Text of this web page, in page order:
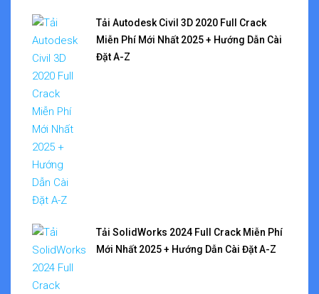
Tải Autodesk Civil 3D 2020 Full Crack
Miễn Phí Mới Nhất 2025 + Hướng Dẫn Cài
Đặt A-Z
Tải SolidWorks 2024 Full Crack Miễn Phí
Mới Nhất 2025 + Hướng Dẫn Cài Đặt A-Z